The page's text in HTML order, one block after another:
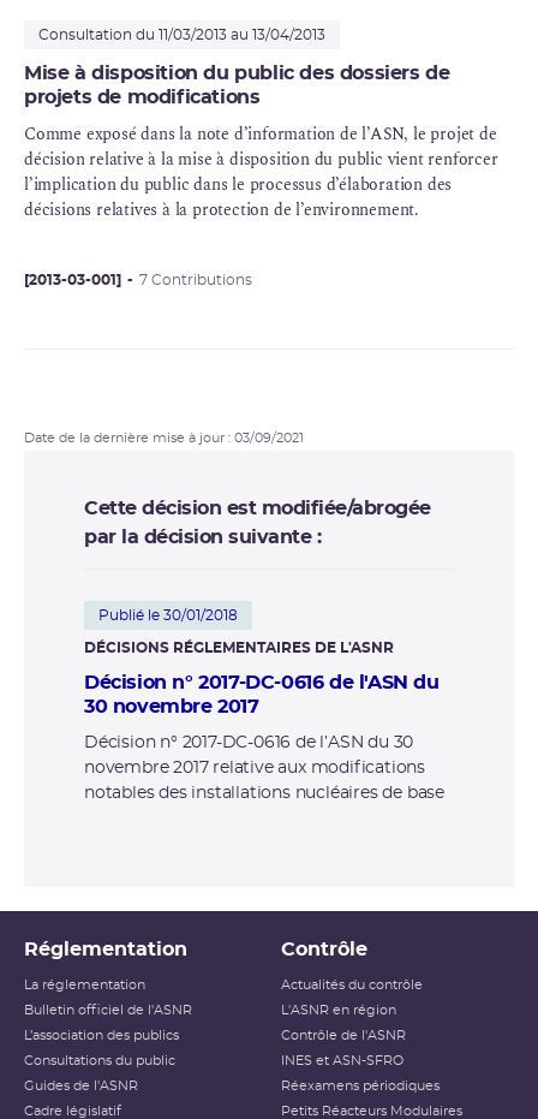
Consultation du 11/03/2013 au 13/04/2013
Mise à disposition du public des dossiers de
projets de modifications
Comme exposé dans la note d’information de l’ASN, le projet de
décision relative à la mise à disposition du public vient renforcer
l’implication du public dans le processus d’élaboration des
décisions relatives à la protection de l’environnement.
[2013-03-001] 7 Contributions
Date de la dernière mise à jour : 03/09/2021
Cette décision est modifiée/abrogée
par la décision suivante :
Publié le 30/01/2018
DÉCISIONS RÉGLEMENTAIRES DE L'ASNR
Décision n° 2017-DC-0616 de l'ASN du
30 novembre 2017
Décision n° 2017-DC-0616 de l’ASN du 30
novembre 2017 relative aux modifications
notables des installations nucléaires de base
Réglementation
La réglementation
Bulletin officiel de l'ASNR
L’association des publics
Consultations du public
Guides de l'ASNR
Cadre législatif
Contrôle
Actualités du contrôle
L'ASNR en région
Contrôle de l'ASNR
INES et ASN-SFRO
Réexamens périodiques
Petits Réacteurs Modulaires